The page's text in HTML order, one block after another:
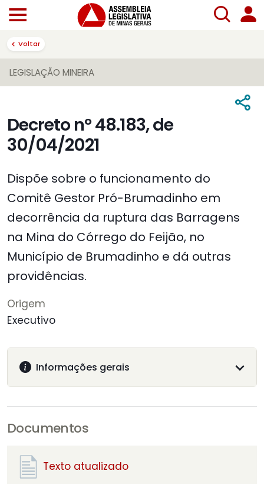
Voltar
LEGISLAÇÃO MINEIRA
Decreto nº 48.183, de
30/04/2021
Dispõe sobre o funcionamento do
Comitê Gestor Pró-Brumadinho em
decorrência da ruptura das Barragens
na Mina do Córrego do Feijão, no
Município de Brumadinho e dá outras
providências.
Origem
Executivo
Informações gerais
Documentos
Texto atualizado